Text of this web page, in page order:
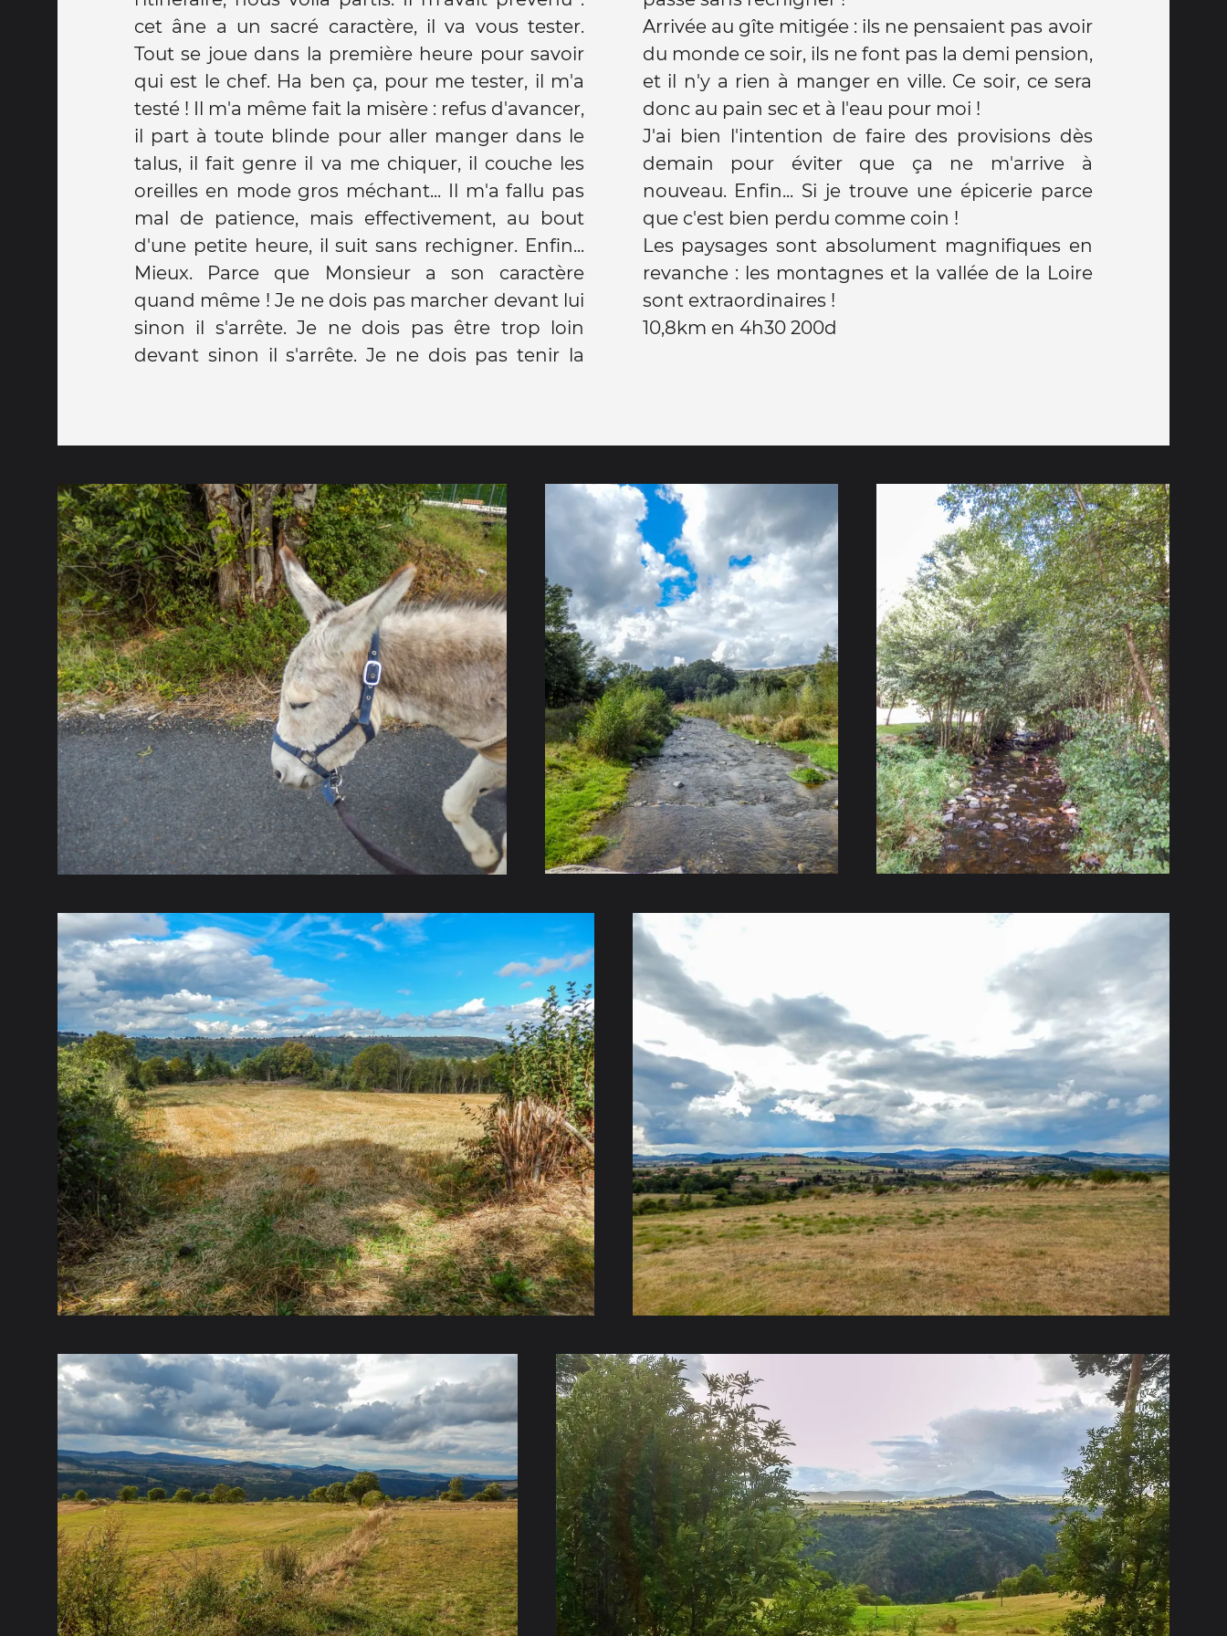
cet âne a un sacré caractère, il va vous tester.
Tout se joue dans la première heure pour savoir
qui est le chef. Ha ben ça, pour me tester, il m'a
testé ! Il m'a même fait la misère : refus d'avancer,
il part à toute blinde pour aller manger dans le
talus, il fait genre il va me chiquer, il couche les
oreilles en mode gros méchant... Il m'a fallu pas
mal de patience, mais effectivement, au bout
d'une petite heure, il suit sans rechigner. Enfin...
Mieux. Parce que Monsieur a son caractère
quand même ! Je ne dois pas marcher devant lui
sinon il s'arrête. Je ne dois pas être trop loin
devant sinon il s'arrête. Je ne dois pas tenir la
Arrivée au gîte mitigée : ils ne pensaient pas avoir
du monde ce soir, ils ne font pas la demi pension,
et il n'y a rien à manger en ville. Ce soir, ce sera
donc au pain sec et à l'eau pour moi !
J'ai bien l'intention de faire des provisions dès
demain pour éviter que ça ne m'arrive à
nouveau. Enfin... Si je trouve une épicerie parce
que c'est bien perdu comme coin !
Les paysages sont absolument magnifiques en
revanche : les montagnes et la vallée de la Loire
sont extraordinaires !
10,8km en 4h30 200d